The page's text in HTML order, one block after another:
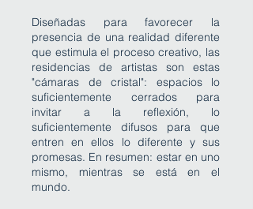
Diseñadas para favorecer la
presencia de una realidad diferente
que estimula el proceso creativo, las
residencias de artistas son estas
"cámaras de cristal": espacios lo
suficientemente cerrados para
invitar a la reflexión, lo
suficientemente difusos para que
entren en ellos lo diferente y sus
promesas. En resumen: estar en uno
mismo, mientras se está en el
mundo.